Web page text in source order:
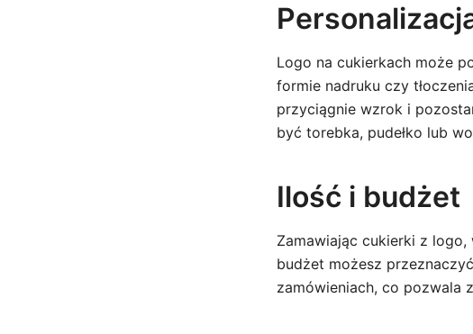
Logo na cukierkach może
formie nadruku czy
przyciągnie wzrok i
być torebka, pudełko lub
Ilość i budżet
Zamawiając cukierki z
budżet możesz
zamówieniach, co pozwala